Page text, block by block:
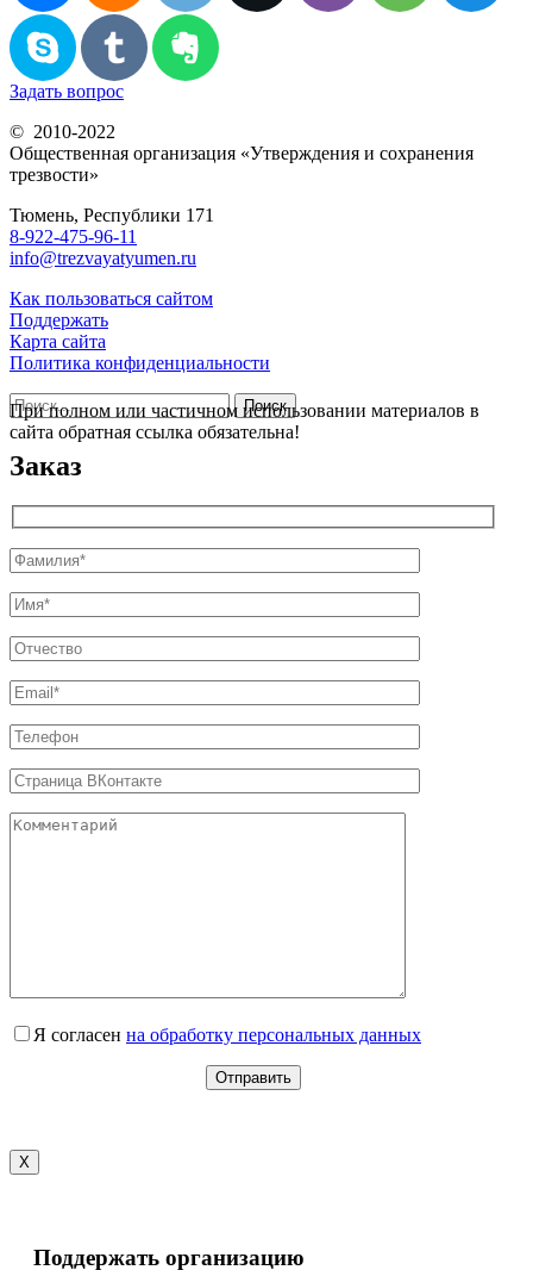
Задать вопрос
© 2010-2022
Общественная организация «Утверждения и сохранения
трезвости»
Тюмень, Республики 171
8-922-475-96-11
info@trezvayatyumen.ru
Как пользоваться сайтом
Поддержать
Карта сайта
Политика конфиденциальности
Найти:
При полном или частичном использовании материалов в
сайта обратная ссылка обязательна!
Заказ
Я согласен на обработку персональных данных
X
Поддержать организацию